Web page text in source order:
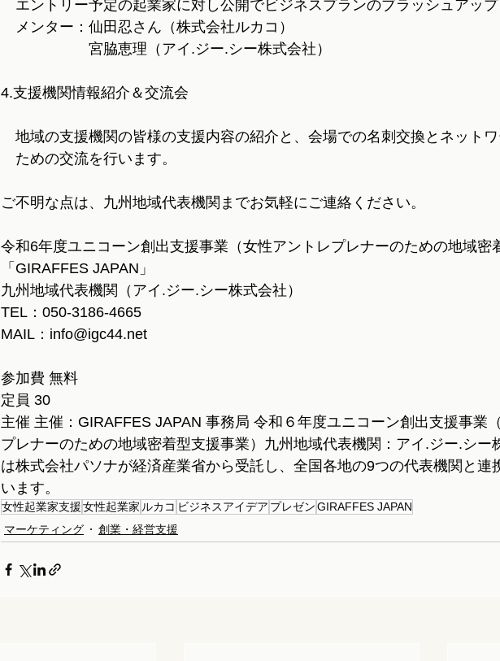
エントリー予定の起業家に対し公開でビジネスプランのブラッシュアッ
メンター：仙田忍さん（株式会社ルカコ）
宮脇恵理（アイ.ジー.シー株式会社）
4.支援機関情報紹介＆交流会
地域の支援機関の皆様の支援内容の紹介と、会場での名刺交換とネット
ための交流を行います。
ご不明な点は、九州地域代表機関までお気軽にご連絡ください。
令和6年度ユニコーン創出支援事業（女性アントレプレナーのための地域密
「GIRAFFES JAPAN」
九州地域代表機関（アイ.ジー.シー株式会社）
TEL：050-3186-4665
MAIL：info@igc44.net
参加費 無料
定員 30
主催 主催：GIRAFFES JAPAN 事務局 令和６年度ユニコーン創出支援事業
プレナーのための地域密着型支援事業）九州地域代表機関：アイ.ジー.シー
は株式会社パソナが経済産業省から受託し、全国各地の9つの代表機関と連
います。
女性起業家支援女性起業家 ルカコ ビジネスアイデア プレゼンGIRAFFES JAPAN
マーケティング
創業・経営支援